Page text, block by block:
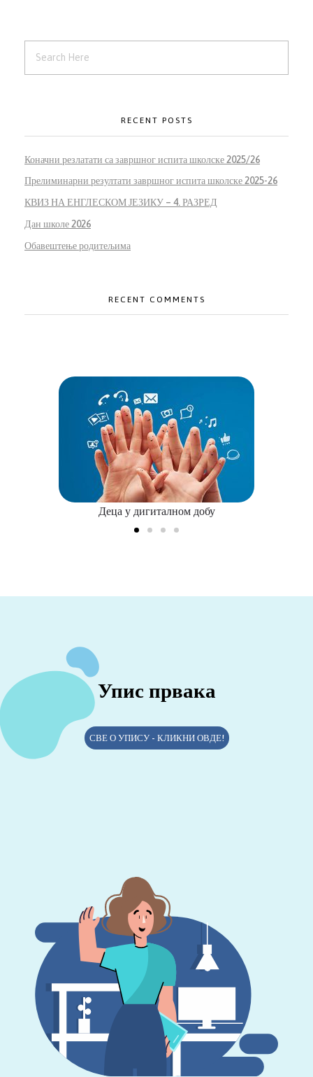
RECENT POSTS
Коначни резлатати са завршног испита школске 2025/26
Прелиминарни резултати завршног испита школске 2025-26
КВИЗ НА ЕНГЛЕСКОМ ЈЕЗИКУ – 4. РАЗРЕД
Дан школе 2026
Обавештење родитељима
RECENT COMMENTS
Деца у дигиталном добу
Упис првака
СВЕ О УПИСУ - КЛИКНИ ОВДЕ!